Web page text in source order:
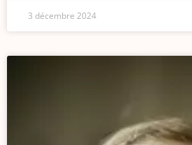
3 décembre 2024